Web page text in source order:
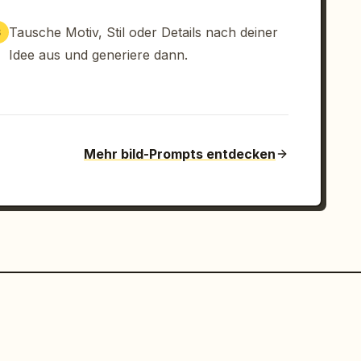
Tausche Motiv, Stil oder Details nach deiner
Idee aus und generiere dann.
Mehr bild-Prompts entdecken